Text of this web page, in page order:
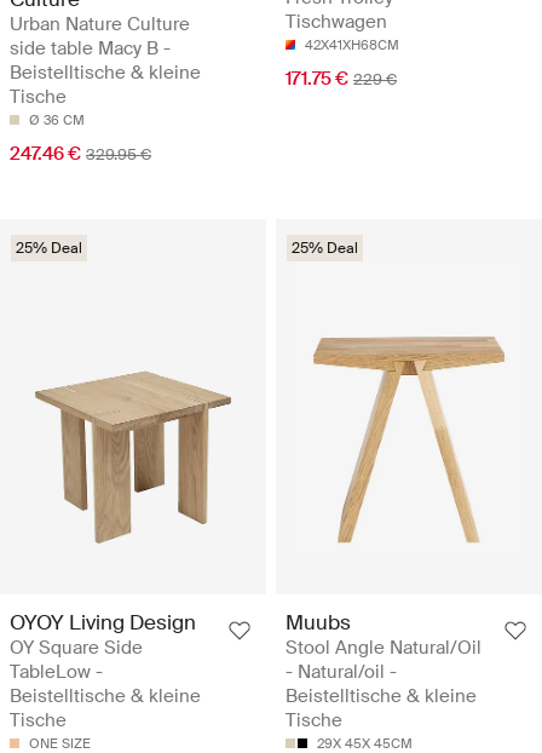
Urban Nature Culture
side table Macy B -
Beistelltische & kleine
Tische
Ø 36 CM
247.46 € 329.95 €
Tischwagen
42X41XH68CM
171.75 € 229 €
25% Deal
OYOY Living Design
OY Square Side
TableLow -
Beistelltische & kleine
Tische
ONE SIZE
25% Deal
Muubs
Stool Angle Natural/Oil
- Natural/oil -
Beistelltische & kleine
Tische
29X 45X 45CM